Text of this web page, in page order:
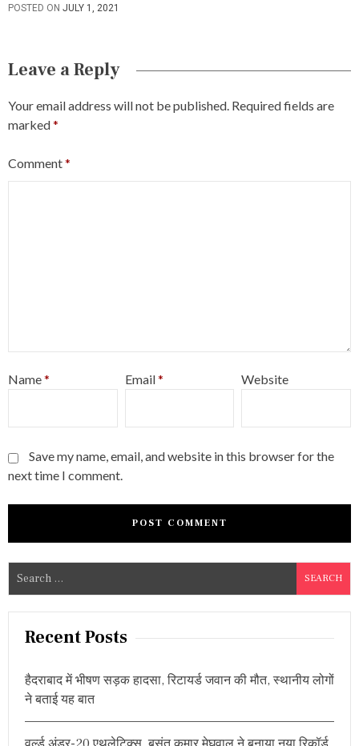
POSTED ON JULY 1, 2021
Leave a Reply
Your email address will not be published. Required fields are
marked*
Comment*
Name* Email* Website
Save my name, email, and website in this browser for the
next time I comment.
e
a
Recent Posts
हैदराबाद में भीषण सड़क हादसा, रिटायर्ड जवान की मौत, स्थानीय लोगों
ने बताई यह बात